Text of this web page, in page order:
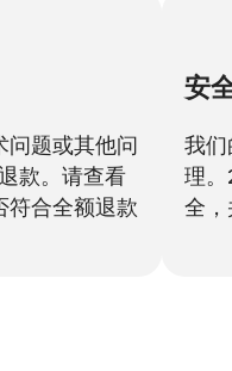
问题或其他问
款。请查看
符合全额退款
安
我
理
全